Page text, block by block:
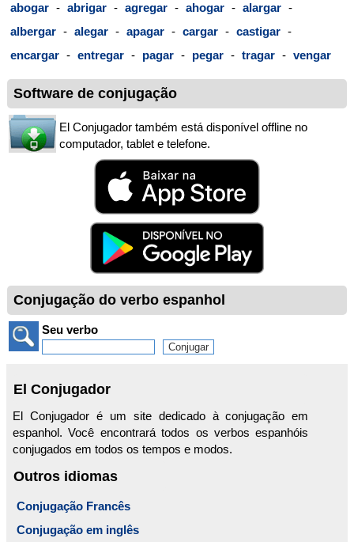
abogar - abrigar - agregar - ahogar - alargar -
albergar - alegar - apagar - cargar - castigar -
encargar - entregar - pagar - pegar - tragar - vengar
Software de conjugação
El Conjugador também está disponível offline no
computador, tablet e telefone.
Conjugação do verbo espanhol
Seu verbo
El Conjugador
El Conjugador é um site dedicado à conjugação em
espanhol. Você encontrará todos os verbos espanhóis
conjugados em todos os tempos e modos.
Outros idiomas
Conjugação Francês
Conjugação em inglês